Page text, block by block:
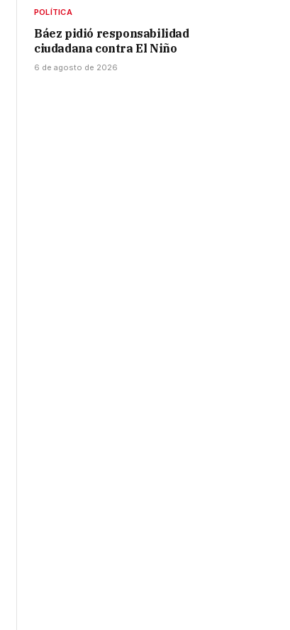
POLÍTICA
Báez pidió responsabilidad
ciudadana contra El Niño
6 de agosto de 2026